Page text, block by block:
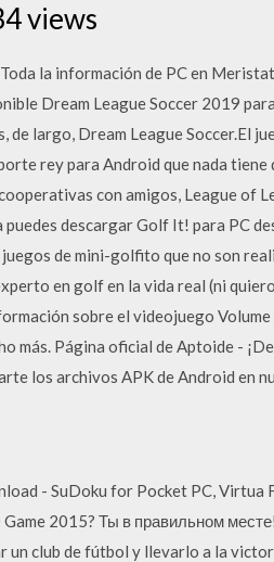
views
la información de PC en
Dream League Soccer 2019
de largo, Dream League Soccer.El
rey para Android que nada
con amigos, League of
descargar Golf It! para PC
juegos de mini-golfito que no son
en golf en la vida real (ni
sobre el videojuego
más. Página oficial de Aptoide -
los archivos APK de Android en
- SuDoku for Pocket PC, Virtua
2015? Ты в правильном
club de fútbol y llevarlo a la